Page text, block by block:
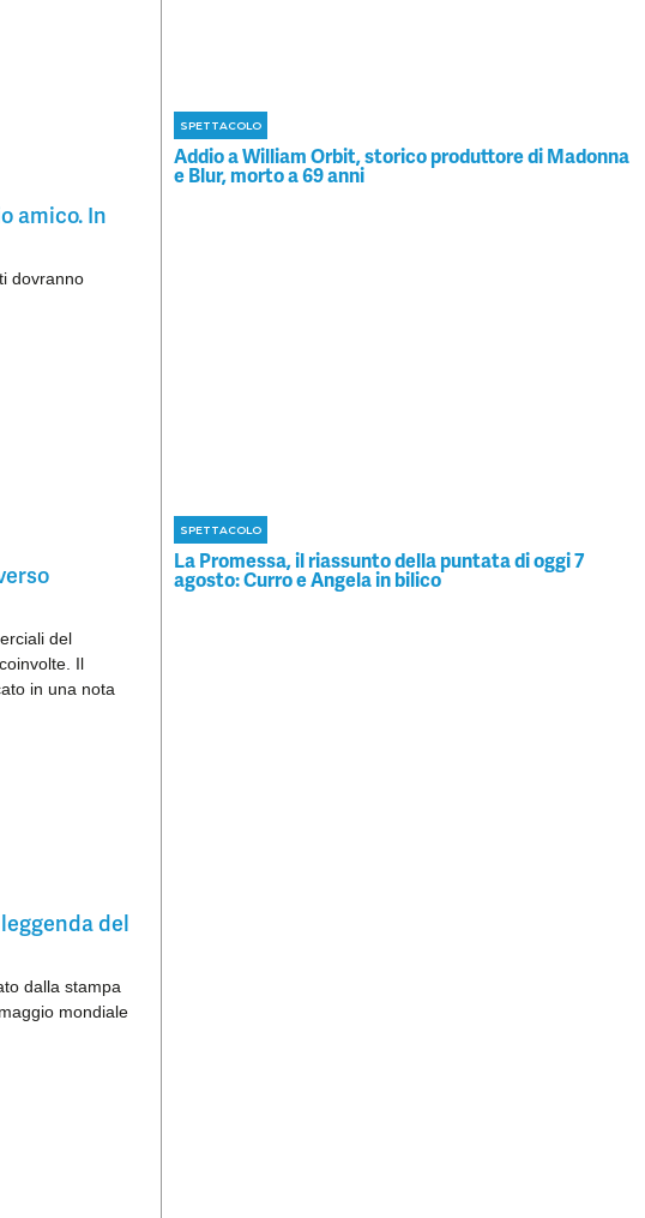
amico. In
dovranno
del
Il
in una nota
del
dalla stampa
mondiale
SPETTACOLO
Addio a William Orbit, storico produttore di Madonna
e Blur, morto a 69 anni
SPETTACOLO
La Promessa, il riassunto della puntata di oggi 7
agosto: Curro e Angela in bilico